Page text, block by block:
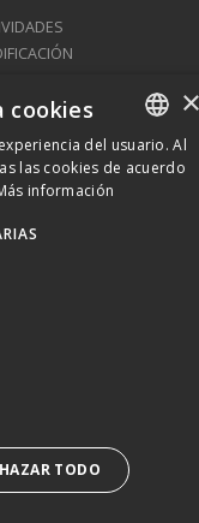
DE
CATALAN
cookies
del usuario. Al
las cookies de acuerdo
información
TODO